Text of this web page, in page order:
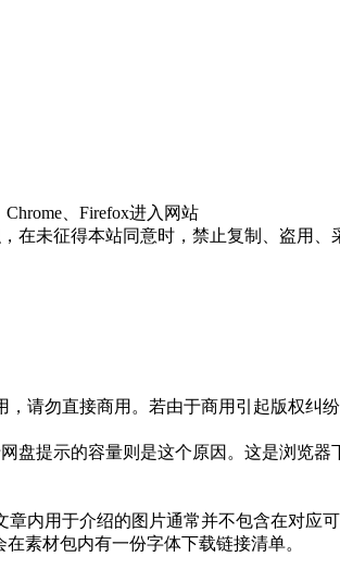
、Firefox进入网站
未征得本站同意时，禁止复制、盗用
请勿直接商用。若由于商用引起版权纠
提示的容量则是这个原因。这是浏览
内用于介绍的图片通常并不包含在对应
素材包内有一份字体下载链接清单。